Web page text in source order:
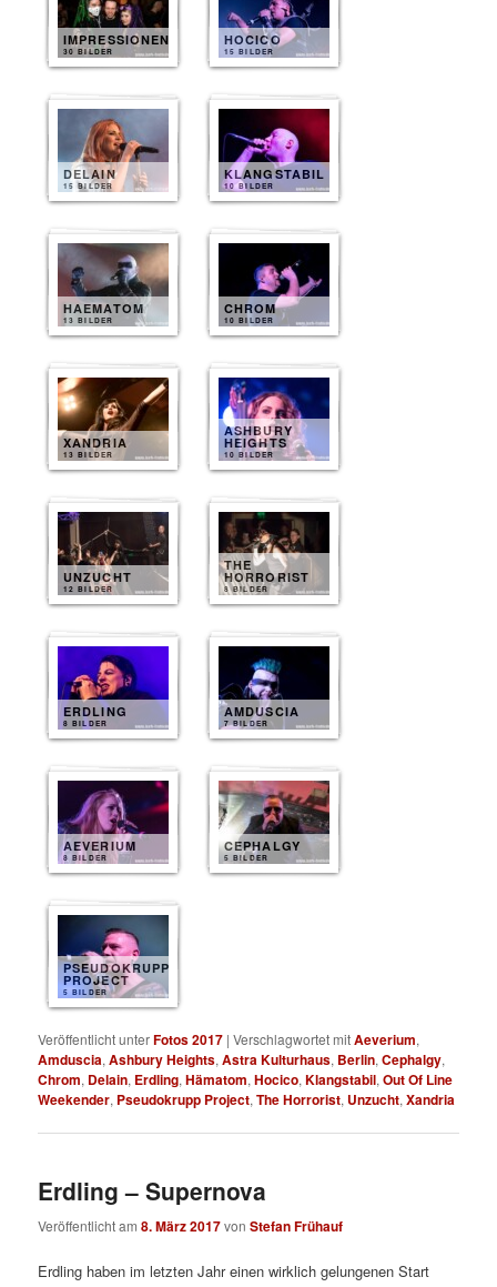
IMPRESSIONEN
30 BILDER
HOCICO
15 BILDER
DELAIN
15 BILDER
KLANGSTABIL
10 BILDER
HAEMATOM
13 BILDER
CHROM
10 BILDER
XANDRIA
13 BILDER
ASHBURY
HEIGHTS
10 BILDER
UNZUCHT
12 BILDER
THE
HORRORIST
8 BILDER
ERDLING
8 BILDER
AMDUSCIA
7 BILDER
AEVERIUM
8 BILDER
CEPHALGY
5 BILDER
PSEUDOKRUPP
PROJECT
5 BILDER
Veröffentlicht unterFotos 2017 |Verschlagwortet mitAeverium,
Amduscia,Ashbury Heights,Astra Kulturhaus, Berlin,Cephalgy,
Chrom, Delain, Erdling,Hämatom,Hocico,Klangstabil,Out Of Line
Weekender, Pseudokrupp Project,The Horrorist, Unzucht,Xandria
Erdling – Supernova
Veröffentlicht am8. März 2017vonStefan Frühauf
Erdling haben im letzten Jahr einen wirklich gelungenen Start